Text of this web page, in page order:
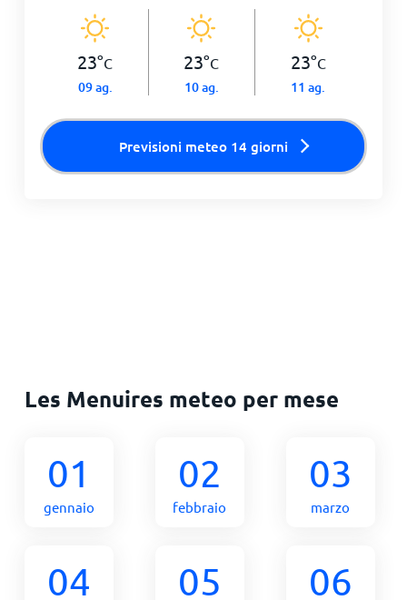
23°C
09 ag.
23°C
10 ag.
23°C
11 ag.
Previsioni meteo 14 giorni
Les Menuires meteo per mese
01
gennaio
02
febbraio
03
marzo
04 05 06